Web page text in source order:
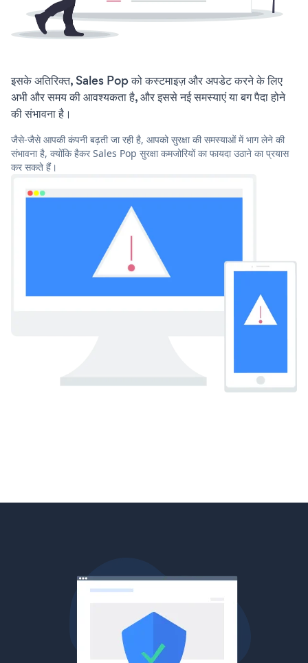
इसके अतिरिक्त, Sales Pop को कस्टमाइज़ और अपडेट करने के लिए
अभी और समय की आवश्यकता है, और इससे नई समस्याएं या बग पैदा होने
की संभावना है।
जैसे-जैसे आपकी कंपनी बढ़ती जा रही है, आपको सुरक्षा की समस्याओं में भाग लेने की
संभावना है, क्योंकि हैकर Sales Pop सुरक्षा कमजोरियों का फायदा उठाने का प्रयास
कर सकते हैं।